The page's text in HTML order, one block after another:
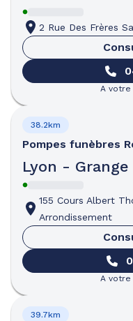
2 Rue Des Frères
A votre
Pompes funèbres
Lyon -
38.2km
155 Cours Albert
Arrondissement
A votre
39.7km